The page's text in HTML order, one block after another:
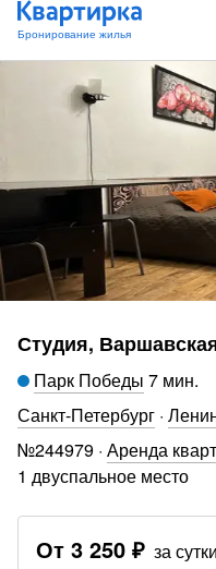
Студия,
Парк Победы 7 мин.
Санкт-Петербург ·
№244979 · Аренда
1 двуспальное место
От 3 250 ₽ за сутки